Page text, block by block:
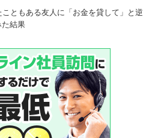
ともある友人に「お金を貸して」と逆
結果